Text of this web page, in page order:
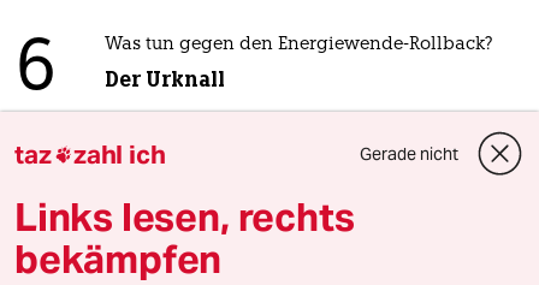
6 Was tun gegen den Energiewende-Rollback?
Der Urknall
taz 
Folgen Sie uns
taz zahl ich Gerade nicht
Links lesen, rechts
bekämpfen